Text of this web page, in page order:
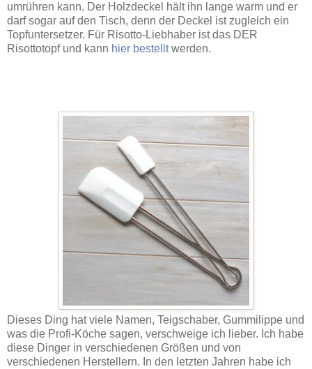
umrühren kann. Der Holzdeckel hält ihn lange warm und er
darf sogar auf den Tisch, denn der Deckel ist zugleich ein
Topfuntersetzer. Für Risotto-Liebhaber ist das DER
Risottotopf und kann hier bestelltwerden.
Dieses Ding hat viele Namen, Teigschaber, Gummilippe und
was die Profi-Köche sagen, verschweige ich lieber. Ich habe
diese Dinger in verschiedenen Größen und von
verschiedenen Herstellern. In den letzten Jahren habe ich